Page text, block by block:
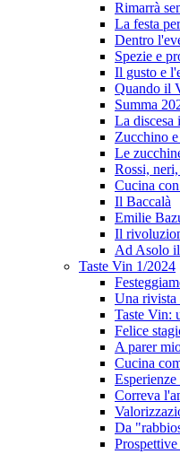
Rimarrà
La festa
Dentro
Spezie e
Il gusto e
Quando il
Summa
La discesa
Zucchino
Le
Rossi,
Cucina
Il Baccalà
Emilie
Il
Ad Asolo
Taste Vin 1/2024
Una rivista
Taste Vin:
Felice
A parer
Cucina
Correva
Da